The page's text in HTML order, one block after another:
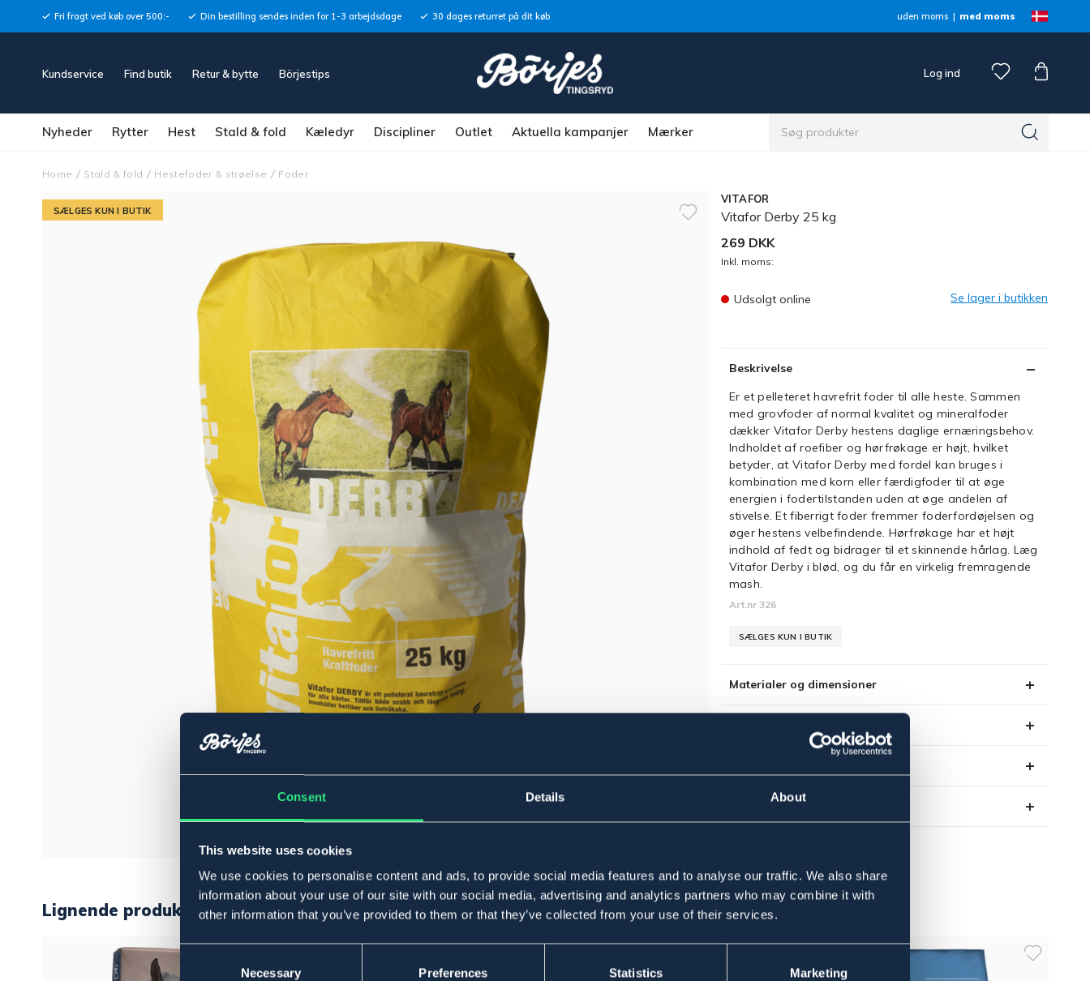
Consent Details About
This website uses cookies
We use cookies to personalise content and ads, to provide social media features and to analyse our traffic. We also share
information about your use of our site with our social media, advertising and analytics partners who may combine it with
other information that you’ve provided to them or that they’ve collected from your use of their services.
Consent
Necessary Preferences Statistics Marketing
Fri fragt ved køb over 500:- Din bestilling sendes inden for 1-3 arbejdsdage 30 dages returret på dit køb uden moms med moms
Kundservice Find butik Retur & bytte Börjestips Log ind
Nyheder Rytter Hest Stald & fold Kæledyr Discipliner Outlet Aktuella kampanjer Mærker
Home Stald & fold Hestefoder & strøelse Foder
SÆLGES KUN I BUTIK
VITAFOR
Vitafor Derby 25 kg
269 DKK
Inkl. moms:
Udsolgt online Se lager i butikken
Beskrivelse
Er et pelleteret havrefrit foder til alle heste. Sammen
med grovfoder af normal kvalitet og mineralfoder
dækker Vitafor Derby hestens daglige ernæringsbehov.
Indholdet af roefiber og hørfrøkage er højt, hvilket
betyder, at Vitafor Derby med fordel kan bruges i
kombination med korn eller færdigfoder til at øge
energien i fodertilstanden uden at øge andelen af
stivelse. Et fiberrigt foder fremmer foderfordøjelsen og
øger hestens velbefindende. Hørfrøkage har et højt
indhold af fedt og bidrager til et skinnende hårlag. Læg
Vitafor Derby i blød, og du får en virkelig fremragende
mash.
Art.nr 326
SÆLGES KUN I BUTIK
Materialer og dimensioner
About the brand
Lignende produkter